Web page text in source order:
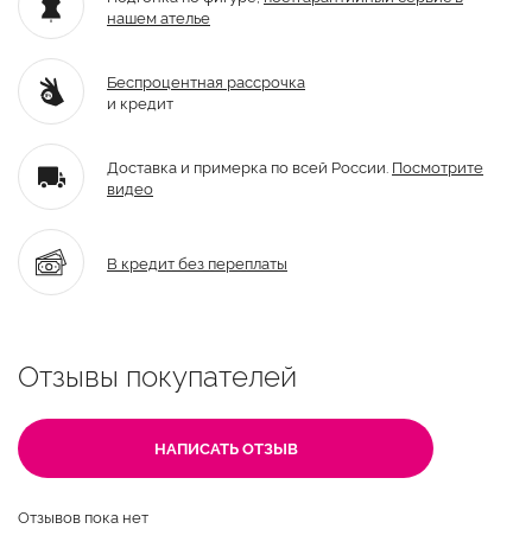
нашем ателье
Беспроцентная рассрочка
и кредит
Доставка и примерка по всей России. Посмотрите
видео
В кредит без переплаты
Отзывы покупателей
НАПИСАТЬ ОТЗЫВ
Отзывов пока нет